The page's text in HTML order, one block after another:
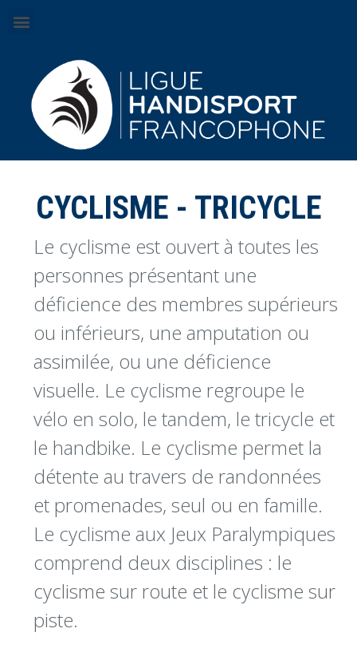
CYCLISME - TRICYCLE
Le cyclisme est ouvert à toutes les
personnes présentant une
déficience des membres supérieurs
ou inférieurs, une amputation ou
assimilée, ou une déficience
visuelle. Le cyclisme regroupe le
vélo en solo, le tandem, le tricycle et
le handbike. Le cyclisme permet la
détente au travers de randonnées
et promenades, seul ou en famille.
Le cyclisme aux Jeux Paralympiques
comprend deux disciplines : le
cyclisme sur route et le cyclisme sur
piste.